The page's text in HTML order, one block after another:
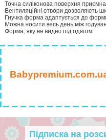
Точна силіконова поверхня приємна
Вентиляційні отвори дозволяють
Гнучка форма адаптується до
Можна носити весь день між
Форма, яку не видно під одягом
Підписка на